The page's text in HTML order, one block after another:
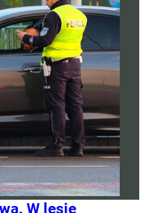
W lesie